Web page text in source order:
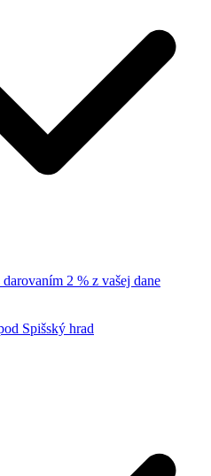
darovaním 2 % z vašej dane
Spišský hrad